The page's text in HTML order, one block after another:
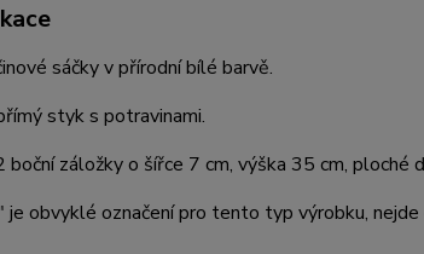
sáčky v přírodní bílé barvě.
styk s potravinami.
boční záložky o šířce 7 cm, výška 35 cm, ploché
obvyklé označení pro tento typ výrobku, nejde